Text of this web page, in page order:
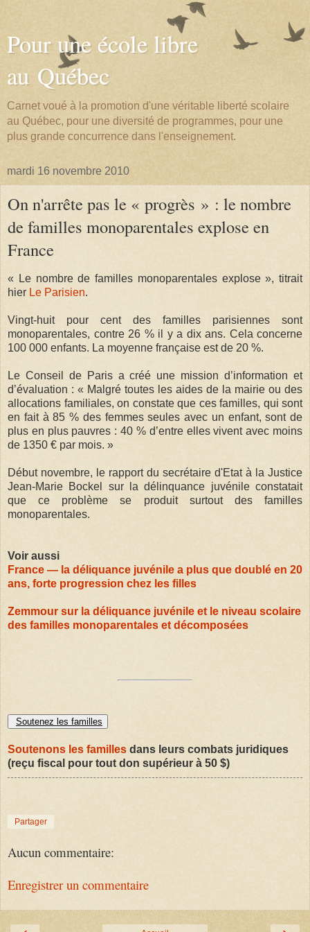
Pour une école libre
au Québec
Carnet voué à la promotion d'une véritable liberté scolaire
au Québec, pour une diversité de programmes, pour une
plus grande concurrence dans l'enseignement.
mardi 16 novembre 2010
On n'arrête pas le « progrès » : le nombre
de familles monoparentales explose en
France
« Le nombre de familles monoparentales explose », titrait
hier Le Parisien.
Vingt-huit pour cent des familles parisiennes sont
monoparentales, contre 26 % il y a dix ans. Cela concerne
100 000 enfants. La moyenne française est de 20 %.
Le Conseil de Paris a créé une mission d’information et
d’évaluation : « Malgré toutes les aides de la mairie ou des
allocations familiales, on constate que ces familles, qui sont
en fait à 85 % des femmes seules avec un enfant, sont de
plus en plus pauvres : 40 % d’entre elles vivent avec moins
de 1350 € par mois. »
Début novembre, le rapport du secrétaire d'Etat à la Justice
Jean-Marie Bockel sur la délinquance juvénile constatait
que ce problème se produit surtout des familles
monoparentales.
Voir aussi
France — la déliquance juvénile a plus que doublé en 20
ans, forte progression chez les filles
Zemmour sur la déliquance juvénile et le niveau scolaire
des familles monoparentales et décomposées
Soutenez les familles
Soutenons les familles dans leurs combats juridiques
(reçu fiscal pour tout don supérieur à 50 $)
Partager
Aucun commentaire:
Enregistrer un commentaire